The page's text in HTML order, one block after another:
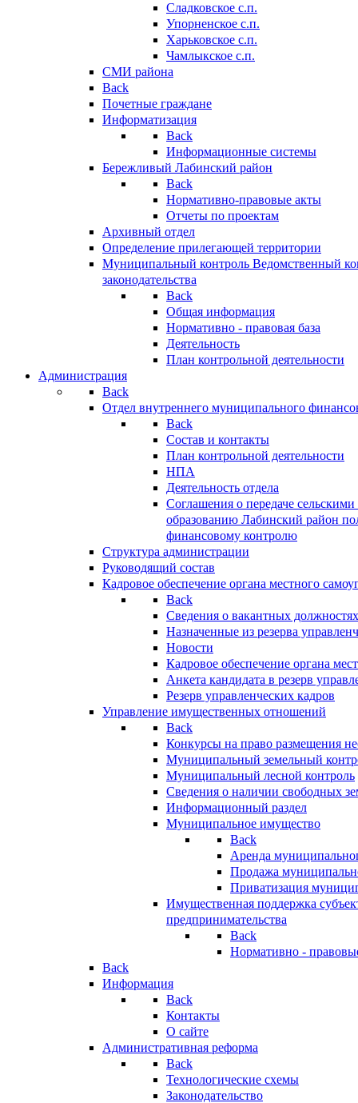
Сладковское с.п.
Упорненское с.п.
Харьковское с.п.
Чамлыкское с.п.
СМИ района
Back
Почетные граждане
Информатизация
Back
Информационные системы
Бережливый Лабинский район
Back
Нормативно-правовые акты
Отчеты по проектам
Архивный отдел
Определение прилегающей территории
Муниципальный контроль Ведомственный
законодательства
Back
Общая информация
Нормативно - правовая база
Деятельность
План контрольной деятельности
Администрация
Back
Отдел внутреннего муниципального
Back
Состав и контакты
План контрольной деятельности
НПА
Деятельность отдела
Соглашения о передаче
образованию Лабинский район
финансовому контролю
Структура администрации
Руководящий состав
Кадровое обеспечение органа местного
Back
Сведения о вакантных
Назначенные из резерва
Новости
Кадровое обеспечение органа
Анкета кандидата в резерв
Резерв управленческих кадров
Управление имущественных отношений
Back
Конкурсы на право размещения
Муниципальный земельный
Муниципальный лесной контроль
Сведения о наличии свободных
Информационный раздел
Муниципальное имущество
Back
Аренда
Продажа
Приватизация
Имущественная поддержка
предпринимательства
Back
Нормативно -
Back
Информация
Back
Контакты
О сайте
Административная реформа
Back
Технологические схемы
Законодательство